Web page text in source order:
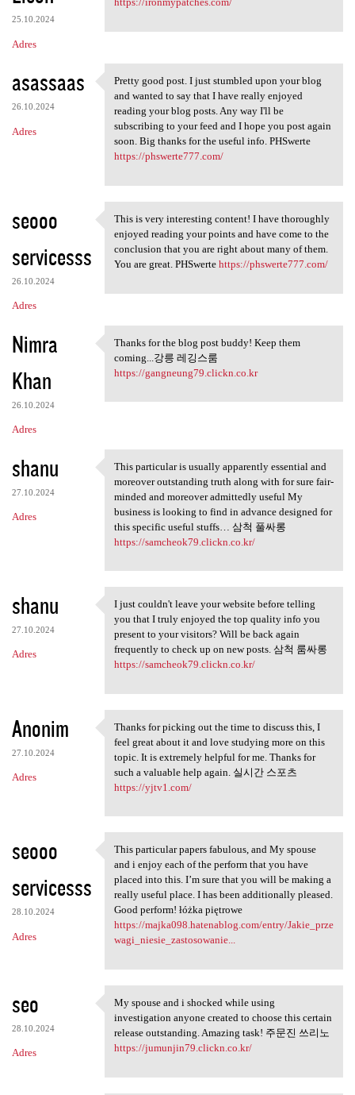
25.10.2024
Adres
asassaas
26.10.2024
Adres
Pretty good post. I just
Pretty good post. I just stumbled upon your blog
and wanted to say that I have really enjoyed
reading your blog posts. Any way I'll be
subscribing to your feed and I hope you post again
soon. Big thanks for the useful info. PHSwerte
https://phswerte777.com/
seooo
servicesss
26.10.2024
Adres
This is very interesting
This is very interesting content! I have thoroughly
enjoyed reading your points and have come to the
conclusion that you are right about many of them.
You are great. PHSwerte https://phswerte777.com/
Nimra
Khan
26.10.2024
Adres
Thanks for the blog post
Thanks for the blog post buddy! Keep them
coming...강릉 레깅스룸
https://gangneung79.clickn.co.kr
shanu
27.10.2024
Adres
This particular is usually
This particular is usually apparently essential and
moreover outstanding truth along with for sure fair-
minded and moreover admittedly useful My
business is looking to find in advance designed for
this specific useful stuffs… 삼척 풀싸롱
https://samcheok79.clickn.co.kr/
shanu
27.10.2024
Adres
I just couldn't leave your
I just couldn't leave your website before telling
you that I truly enjoyed the top quality info you
present to your visitors? Will be back again
frequently to check up on new posts. 삼척 룸싸롱
https://samcheok79.clickn.co.kr/
Anonim
27.10.2024
Adres
Thanks for picking out the
Thanks for picking out the time to discuss this, I
feel great about it and love studying more on this
topic. It is extremely helpful for me. Thanks for
such a valuable help again. 실시간 스포츠
https://yjtv1.com/
seooo
servicesss
28.10.2024
Adres
This particular papers
This particular papers fabulous, and My spouse
and i enjoy each of the perform that you have
placed into this. I’m sure that you will be making a
really useful place. I has been additionally pleased.
Good perform! łóżka piętrowe
https://majka098.hatenablog.com/entry/Jakie_prze
wagi_niesie_zastosowanie...
seo
28.10.2024
Adres
My spouse and i shocked while
My spouse and i shocked while using
investigation anyone created to choose this certain
release outstanding. Amazing task! 주문진 쓰리노
https://jumunjin79.clickn.co.kr/